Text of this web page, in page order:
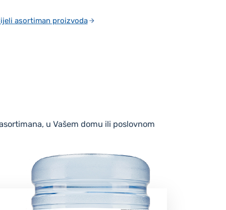
asortiman proizvoda
u Vašem domu ili poslovnom